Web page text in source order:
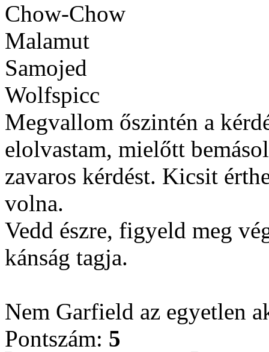
Chow-Chow
Malamut
Samojed
Wolfspicc
Megvallom őszintén a
elolvastam, mielőtt
zavaros kérdést. Kicsit
volna.
Vedd észre, figyeld meg
kánság tagja.
Nem Garfield az egyetlen
Pontszám: 5